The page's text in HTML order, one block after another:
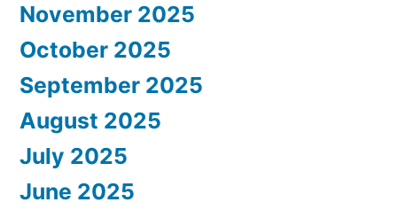
November 2025
October 2025
September 2025
August 2025
July 2025
June 2025